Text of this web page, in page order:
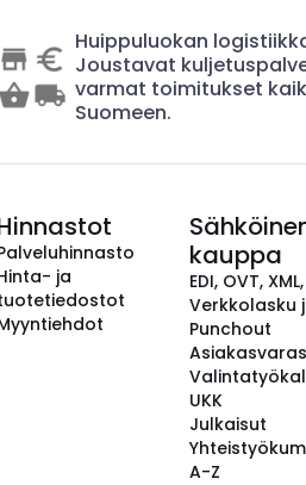
Huippuluokan
Joustavat
varmat toimitukset
Suomeen.
ja
kauppa
EDI, OVT, XML,
Verkkolasku
Punchout
UKK
Julkaisut
A-Z